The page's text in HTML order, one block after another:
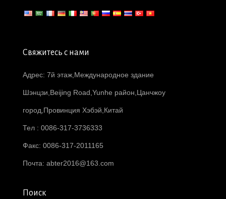
Свяжитесь с нами
Адрес: 7й этаж,Международное здание
Шэнцзи,Beijing Road,Yunhe район,Цанчжоу
город,Провинция Хэбэй,Китай
Тел : 0086-317-3736333
Факс: 0086-317-2011165
Почта: abter2016@163.com
Поиск